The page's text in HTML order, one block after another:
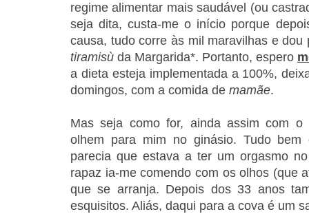
regime alimentar mais saudável (ou
seja dita, custa-me o início porque
causa, tudo corre às mil maravilhas e
tiramisù da Margarida*. Portanto, espero
a dieta esteja implementada a 100%,
domingos, com a comida de mamãe.
Mas seja como for, ainda assim com
olhem para mim no ginásio. Tudo
parecia que estava a ter um orgasmo
rapaz ia-me comendo com os olhos (que
que se arranja. Depois dos 33 anos
esquisitos. Aliás, daqui para a cova é um